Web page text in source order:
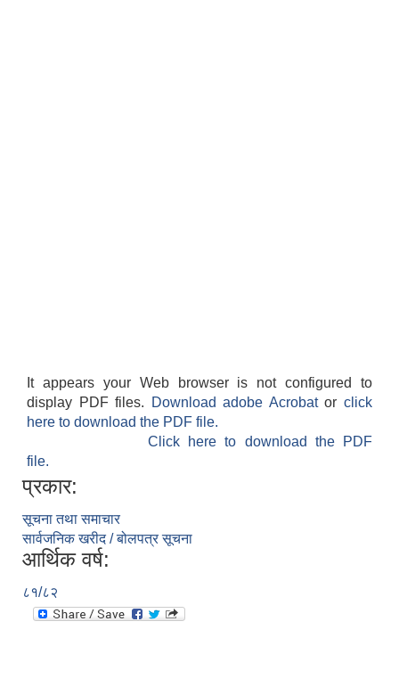
It appears your Web browser is not configured to
display PDF files.
Download adobe Acrobatorclick
here to download the PDF file.
Click here to download the PDF
file.
प्रकार:
सूचना तथा समाचार
सार्वजनिक खरीद / बोलपत्र सूचना
आर्थिक वर्ष:
८१/८२